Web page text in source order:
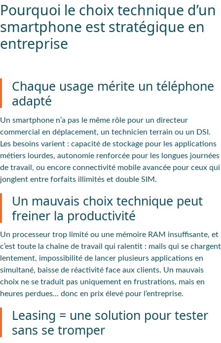
Pourquoi le choix technique d’un
smartphone est stratégique en
entreprise
Chaque usage mérite un téléphone
adapté
Un smartphone n’a pas le même rôle pour un directeur
commercial en déplacement, un technicien terrain ou un DSI .
Les besoins varient : capacité de stockage pour les applications
métiers lourdes, autonomie renforcée pour les longues journées
de travail, ou encore connectivité mobile avancée pour ceux qui
jonglent entre forfaits illimités et double SIM.
Un mauvais choix technique peut
freiner la productivité
Un processeur trop limité ou une mémoire RAM insuffisante, et
c’est toute la chaîne de travail qui ralentit : mails qui se chargent
lentement, impossibilité de lancer plusieurs applications en
simultané, baisse de réactivité face aux clients. Un mauvais
choix ne se traduit pas uniquement en frustrations, mais en
heures perdues… donc en prix élevé pour l’entreprise.
Leasing = une solution pour tester
sans se tromper